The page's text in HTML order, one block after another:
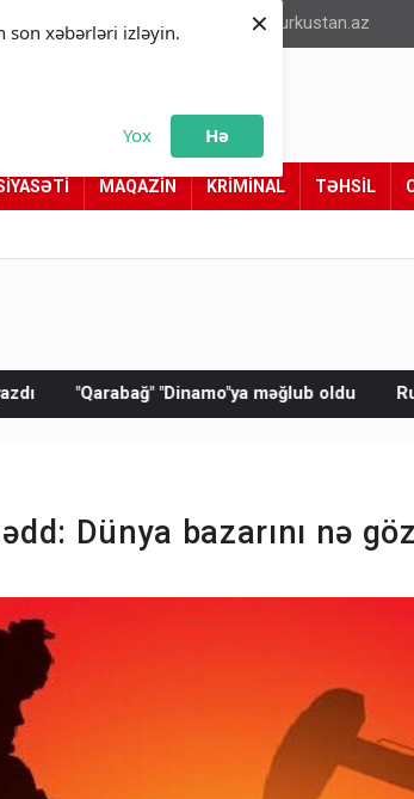
son xəbərləri izləyin.
Yox Hə
×
(012) 449 94 05 info@turkustan.az
MAQAZİN KRİMİNAL TƏHSİL
məğlub oldu Rusiya bu dəfə
Dünya bazarını nə